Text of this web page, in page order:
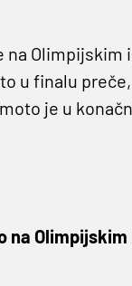
Olimpijskim
u finalu
je u
na